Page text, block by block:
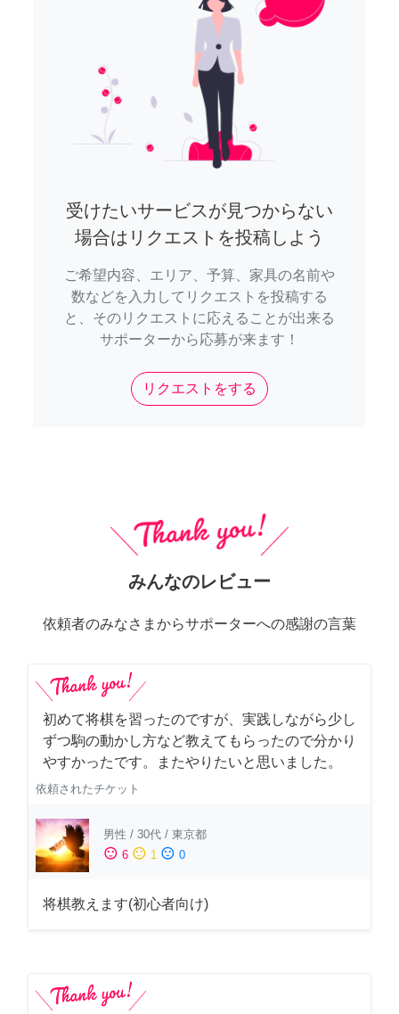
受けたいサービスが見つからない
場合はリクエストを投稿しよう
ご希望内容、エリア、予算、家具の名前や
数などを入力してリクエストを投稿する
と、そのリクエストに応えることが出来る
サポーターから応募が来ます！
リクエストをする
みんなのレビュー
依頼者のみなさまからサポーターへの感謝の言葉
初めて将棋を習ったのですが、実践しながら少し
ずつ駒の動かし方など教えてもらったので分かり
やすかったです。またやりたいと思いました。
依頼されたチケット
男性 / 30代 / 東京都
sentiment_satisfied 6 sentiment_neutral 1 sentiment_dissatisfied 0
将棋教えます(初心者向け)